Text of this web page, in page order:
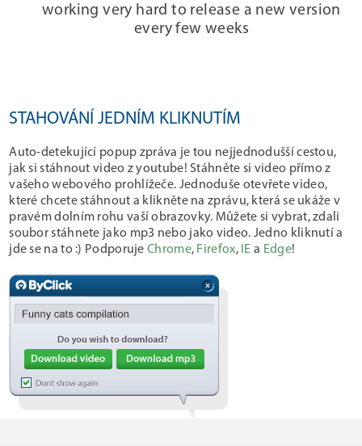
working very hard to release a new version
every few weeks
STAHOVÁNÍ JEDNÍM KLIKNUTÍM
Auto-detekující popup zpráva je tou nejjednodušší cestou,
jak si stáhnout video z youtube! Stáhněte si video přímo z
vašeho webového prohlížeče. Jednoduše otevřete video,
které chcete stáhnout a klikněte na zprávu, která se ukáže v
pravém dolním rohu vaší obrazovky. Můžete si vybrat, zdali
soubor stáhnete jako mp3 nebo jako video. Jedno kliknutí a
jde se na to :) PodporujeChrome, Firefox, IE a Edge!